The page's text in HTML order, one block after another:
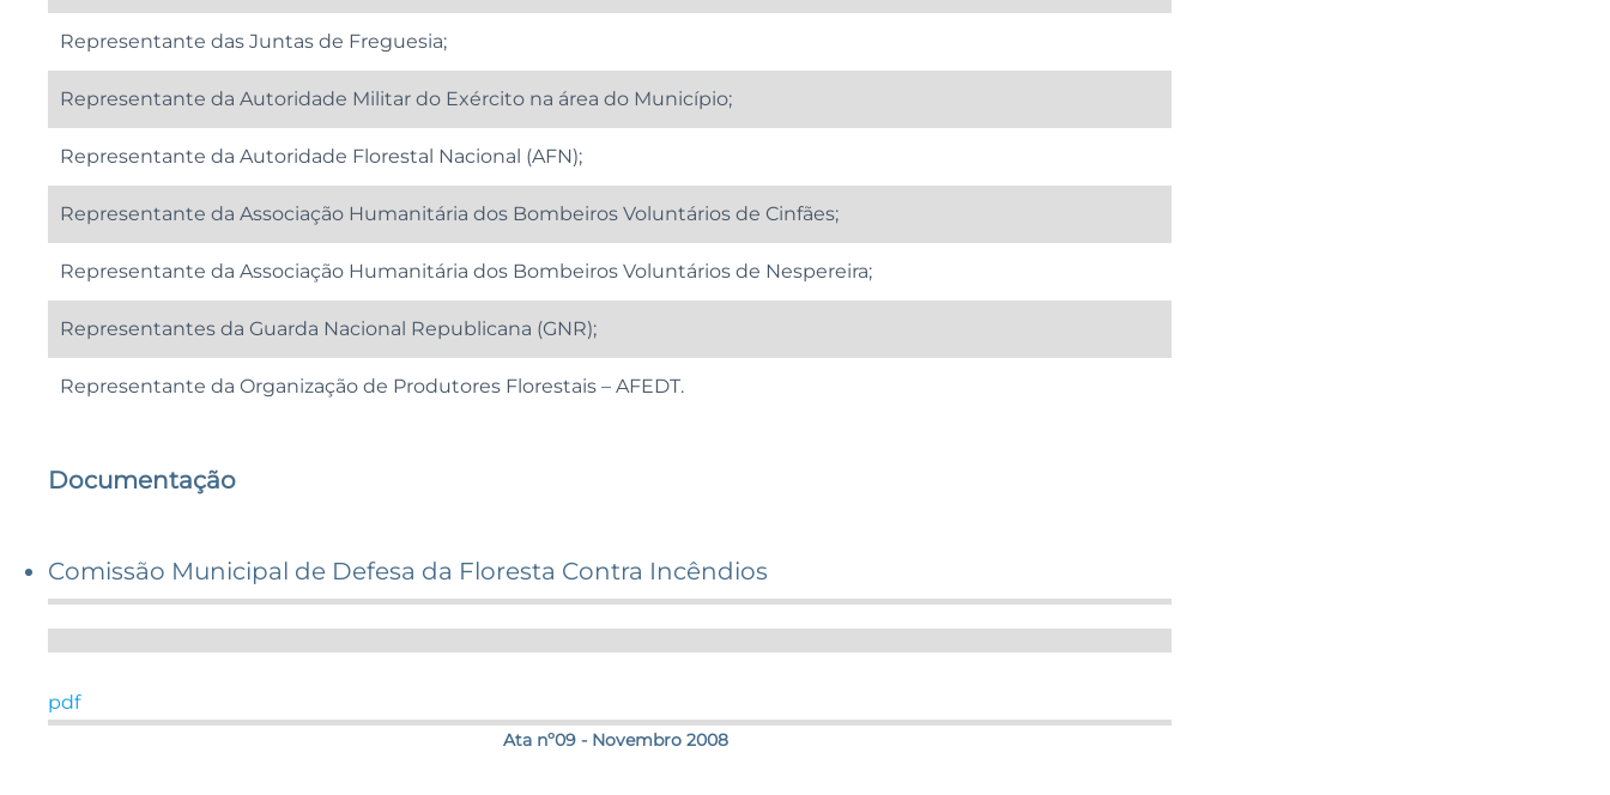
Representante das Juntas de Freguesia;
Representante da Autoridade Militar do Exército na área do Município;
Representante da Autoridade Florestal Nacional (AFN);
Representante da Associação Humanitária dos Bombeiros Voluntários de Cinfães;
Representante da Associação Humanitária dos Bombeiros Voluntários de Nespereira;
Representantes da Guarda Nacional Republicana (GNR);
Representante da Organização de Produtores Florestais – AFEDT.
Documentação
Comissão Municipal de Defesa da Floresta Contra Incêndios
pdf
Ata nº09 - Novembro 2008